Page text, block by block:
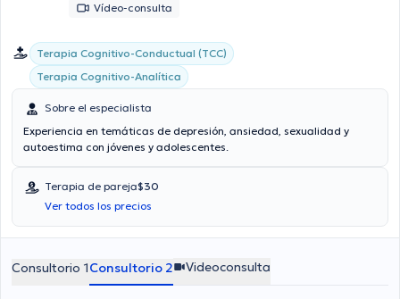
Vídeo-consulta
Terapia Cognitivo-Conductual (TCC)
Terapia Cognitivo-Analítica
Sobre el especialista
Experiencia en temáticas de depresión, ansiedad, sexualidad y
autoestima con jóvenes y adolescentes.
Terapia de pareja$30
Ver todos los precios
Consultorio 1Consultorio 2 Videoconsulta